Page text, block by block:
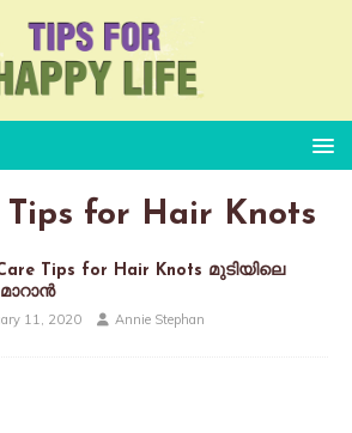
Tips for Hair Knots
Tips for Hair Knots മുടിയിലെ
11, 2020 Annie Stephan